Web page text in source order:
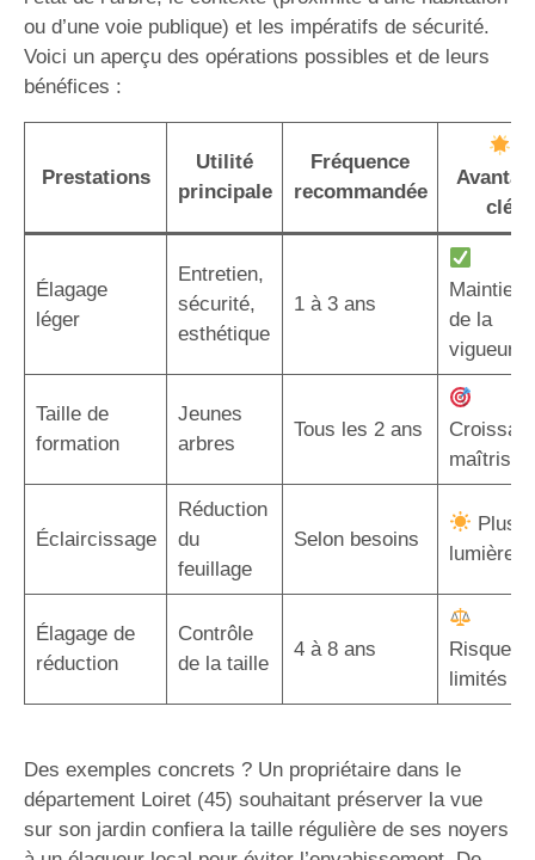
ou d’une voie publique) et les impératifs de sécurité.
Voici un aperçu des opérations possibles et de leurs
bénéfices :
Prestations
Utilité
principale
Fréquence
recommandée
clé
Élagage
léger
Entretien,
sécurité,
esthétique
1 à 3 ans
Maintien
de la
vigueur
Taille de
formation
Jeunes
arbres
Tous les 2 ans
maîtrisée
Éclaircissage
Réduction
du
feuillage
Selon besoins
Plus
lumière
Élagage de
réduction
Contrôle
de la taille
4 à 8 ans
Risques
limités
Des exemples concrets ? Un propriétaire dans le
département Loiret (45) souhaitant préserver la vue
sur son jardin confiera la taille régulière de ses noyers